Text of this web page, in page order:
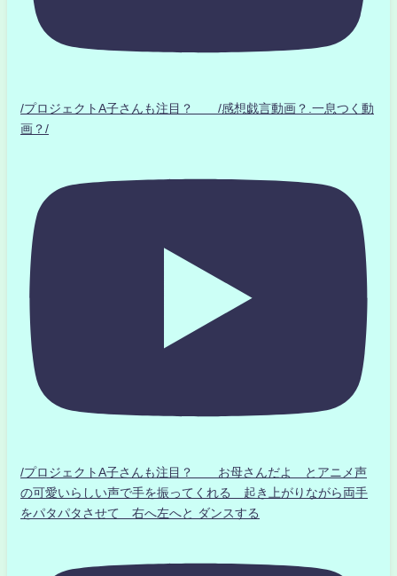
/プロジェクトA子さんも注目？ /感想戯言動画？.一息つく動
画？/
/プロジェクトA子さんも注目？ お母さんだよ とアニメ声
の可愛いらしい声で手を振ってくれる 起き上がりながら両手
をパタパタさせて 右へ左へと ダンスする